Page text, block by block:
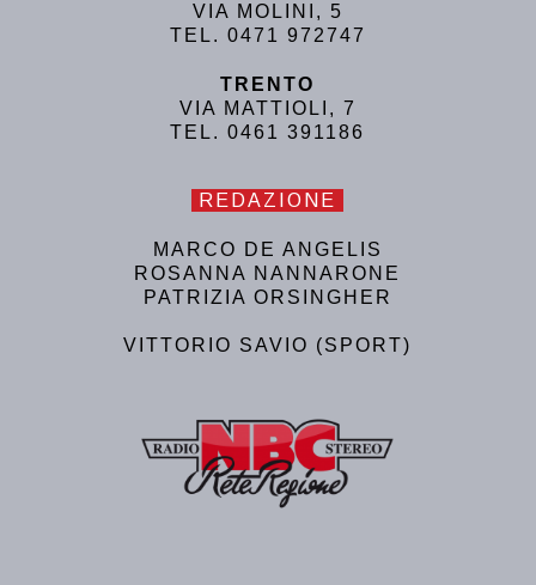
VIA MOLINI, 5
TEL. 0471 972747
TRENTO
VIA MATTIOLI, 7
TEL. 0461 391186
REDAZIONE
MARCO DE ANGELIS
ROSANNA NANNARONE
PATRIZIA ORSINGHER
VITTORIO SAVIO (SPORT)